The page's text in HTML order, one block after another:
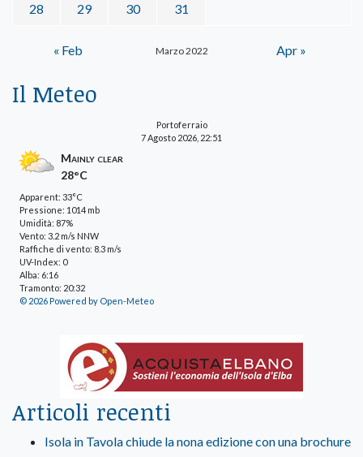
Marzo 2022
28 29 30 31
« Feb Apr »
Il Meteo
Portoferraio
7 Agosto 2026, 22:51
Mainly clear
28°C
Apparent: 33°C
Pressione: 1014 mb
Umidità: 87%
Vento: 3.2 m/s NNW
Raffiche di vento: 8.3 m/s
UV-Index: 0
Alba: 6:16
Tramonto: 20:32
© 2026 Powered by Open-Meteo
Articoli recenti
Isola in Tavola chiude la nona edizione con una brochure